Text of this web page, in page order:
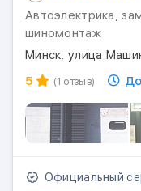
Автоэлектрика,
шиномонтаж
Минск, улица
5
(1 отзыв)
Официальный